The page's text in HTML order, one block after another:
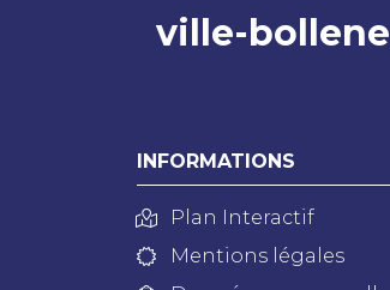
ville-bollene
INFORMATIONS
Plan Interactif
Mentions légales